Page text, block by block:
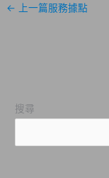
← 上一篇服務據點
搜尋